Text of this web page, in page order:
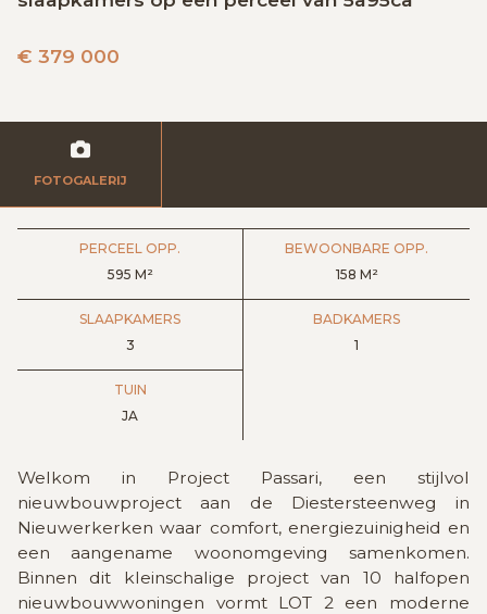
VACATURES MIJN FAVORIETEN
€ 379 000
FOTOGALERIJ
PERCEEL OPP.
595 M²
BEWOONBARE OPP.
158 M²
SLAAPKAMERS
3
BADKAMERS
1
TUIN
JA
Welkom in Project Passari, een stijlvol
nieuwbouwproject aan de Diestersteenweg in
Nieuwerkerken waar comfort, energiezuinigheid en
een aangename woonomgeving samenkomen.
Binnen dit kleinschalige project van 10 halfopen
nieuwbouwwoningen vormt LOT 2 een moderne